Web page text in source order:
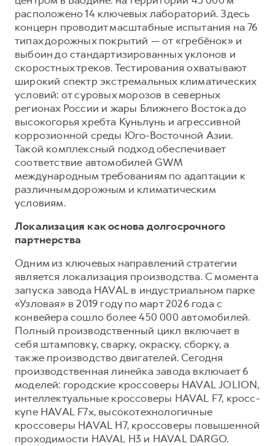
расположено 14 ключевых лабораторий. Здесь
концерн проводит масштабные испытания на 76
типах дорожных покрытий — от «гребёнок» и
выбоин до стандартизированных уклонов и
скоростных треков. Тестирования охватывают
широкий спектр экстремальных климатических
условий: от суровых морозов в северных
регионах России и жары Ближнего Востока до
высокогорья хребта Куньлунь и агрессивной
коррозионной среды Юго-Восточной Азии.
Такой комплексный подход обеспечивает
соответствие автомобилей GWM
международным требованиям по адаптации к
различным дорожным и климатическим
условиям.
Локализация как основа долгосрочного
партнерства
Одним из ключевых направлений стратегии
является локализация производства. С момента
запуска завода HAVAL в индустриальном парке
«Узловая» в 2019 году по март 2026 года с
конвейера сошло более 450 000 автомобилей.
Полный производственный цикл включает в
себя штамповку, сварку, окраску, сборку, а
также производство двигателей. Сегодня
производственная линейка завода включает 6
моделей: городские кроссоверы HAVAL JOLION,
интеллектуальные кроссоверы HAVAL F7, кросс-
купе HAVAL F7x, высокотехнологичные
кроссоверы HAVAL H7, кроссоверы повышенной
проходимости HAVAL H3 и HAVAL DARGO.